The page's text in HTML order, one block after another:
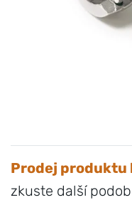
Prodej produktu
zkuste další